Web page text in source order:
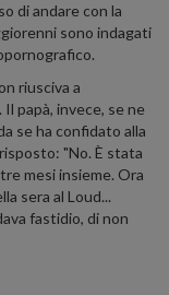
di andare con la
sono indagati
riusciva a
papà, invece, se ne
se ha confidato alla
"No. È stata
mesi insieme. Ora
sera al Loud...
fastidio, di non